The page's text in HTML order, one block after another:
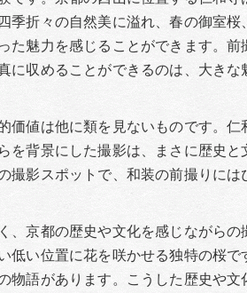
季折々の自然美に溢れ、春の御室桜
た魅力を感じることができます。前
に収めることができるのは、大きな
価値は他に類を見ないものです。仁
を背景にした撮影は、まさに歴史と
撮影スポットで、和装の前撮りには
、京都の歴史や文化を感じながらの
低い位置に花を咲かせる独特の桜で
物語があります。こうした歴史や文